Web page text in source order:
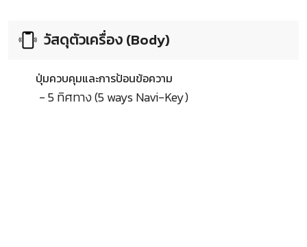
วัสดุตัวเครื่อง (Body)
ปุ่มควบคุมและการป้อนข้อความ
- 5 ทิศทาง (5 ways Navi-Key)